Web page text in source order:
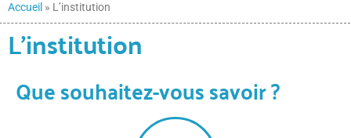
Accueil » L’institution
L’institution
Que souhaitez-vous savoir ?